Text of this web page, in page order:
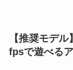
【推奨モデ
fpsで遊べる